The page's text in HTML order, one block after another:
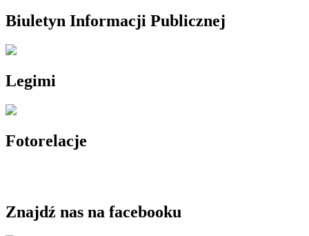
Biuletyn Informacji Publicznej
Legimi
Fotorelacje
Znajdź nas na facebooku